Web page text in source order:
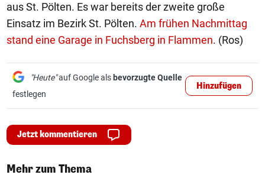
aus St. Pölten. Es war bereits der zweite große
Einsatz im Bezirk St. Pölten. Am frühen Nachmittag
stand eine Garage in Fuchsberg in Flammen. (Ros)
"Heute"auf Google als bevorzugte Quelle
festlegen
Hinzufügen
Jetzt kommentieren
Mehr zum Thema